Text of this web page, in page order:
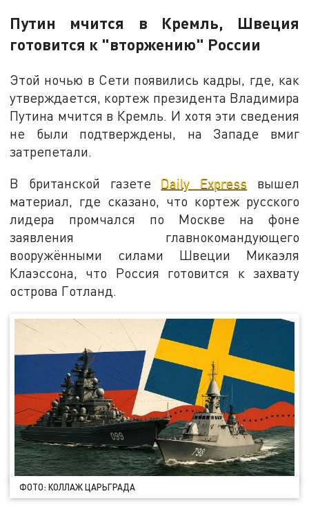
Путин мчится в Кремль, Швеция
готовится к "вторжению" России
Этой ночью в Сети появились кадры, где, как
утверждается, кортеж президента Владимира
Путина мчится в Кремль. И хотя эти сведения
не были подтверждены, на Западе вмиг
затрепетали.
В британской газете Daily Express вышел
материал, где сказано, что кортеж русского
лидера промчался по Москве на фоне
заявления главнокомандующего
вооружёнными силами Швеции Микаэля
Клаэссона, что Россия готовится к захвату
острова Готланд.
ФОТО: КОЛЛАЖ ЦАРЬГРАДА